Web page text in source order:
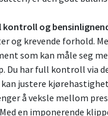
kontroll og
og krevende forhold.
som kan måle seg
Du har full kontroll via
justere
å veksle mellom
en imponerende